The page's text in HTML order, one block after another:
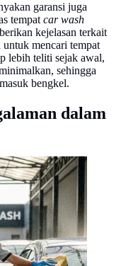
garansi juga
tempat car wash
kejelasan terkait
mencari tempat
lebih teliti sejak awal,
sehingga
bengkel.
dalam